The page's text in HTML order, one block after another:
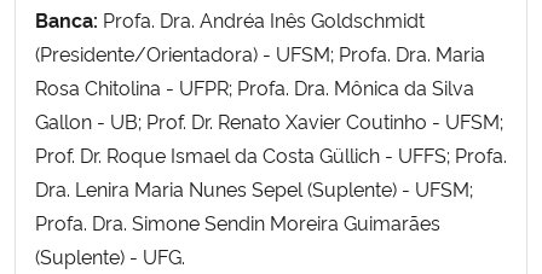
Banca: Profa. Dra. Andréa Inês Goldschmidt
(Presidente/Orientadora) - UFSM; Profa. Dra. Maria
Rosa Chitolina - UFPR; Profa. Dra. Mônica da Silva
Gallon - UB; Prof. Dr. Renato Xavier Coutinho - UFSM;
Prof. Dr. Roque Ismael da Costa Güllich - UFFS; Profa.
Dra. Lenira Maria Nunes Sepel (Suplente) - UFSM;
Profa. Dra. Simone Sendin Moreira Guimarães
(Suplente) - UFG.